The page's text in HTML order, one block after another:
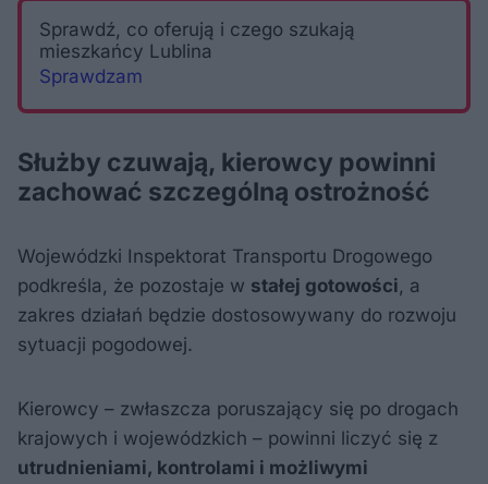
Sprawdź, co oferują i czego szukają
mieszkańcy Lublina
Sprawdzam
Służby czuwają, kierowcy powinni
zachować szczególną ostrożność
Wojewódzki Inspektorat Transportu Drogowego
podkreśla, że pozostaje w stałej gotowości , a
zakres działań będzie dostosowywany do rozwoju
sytuacji pogodowej.
Kierowcy – zwłaszcza poruszający się po drogach
krajowych i wojewódzkich – powinni liczyć się z
utrudnieniami, kontrolami i możliwymi